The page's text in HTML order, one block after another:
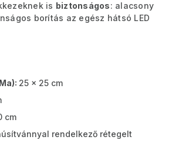
is biztonságos: alacsony
borítás az egész hátsó LED
25 x 25 cm
cm
rendelkező rétegelt